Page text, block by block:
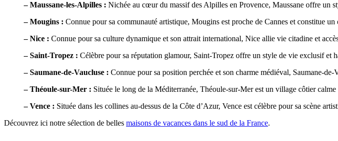
– Maussane-les-Alpilles : Nichée au cœur du massif des Alpilles en Provence, Maussane offre un
– Mougins : Connue pour sa communauté artistique, Mougins est proche de Cannes et constitue
– Nice : Connue pour sa culture dynamique et son attrait international, Nice allie vie citadine et
– Saint-Tropez : Célèbre pour sa réputation glamour, Saint-Tropez offre un style de vie exclusif et
– Saumane-de-Vaucluse : Connue pour sa position perchée et son charme médiéval, Saumane-
– Théoule-sur-Mer : Située le long de la Méditerranée, Théoule-sur-Mer est un village côtier
– Vence : Située dans les collines au-dessus de la Côte d’Azur, Vence est célèbre pour sa scène
Découvrez ici notre sélection de belles maisons de vacances dans le sud de la France.